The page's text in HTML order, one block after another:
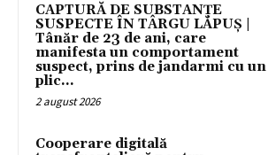
CAPTURĂ DE SUBSTANȚE
SUSPECTE ÎN TÂRGU LĂPUȘ |
Tânăr de 23 de ani, care
manifesta un comportament
suspect, prins de jandarmi cu un
plic...
2 august 2026
Cooperare digitală